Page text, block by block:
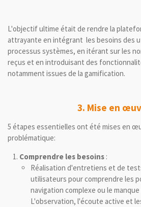
L'objectif ultime était de rendre la
attrayante en intégrant les besoins des
processus systèmes, en itérant sur les
reçus et en introduisant des
notamment issues de la gamification.
3. Mise en
5 étapes essentielles ont été mises en
problématique:
Comprendre les besoins:
Réalisation d'entretiens et de
utilisateurs pour comprendre les
navigation complexe ou le
L'observation, l'écoute active et